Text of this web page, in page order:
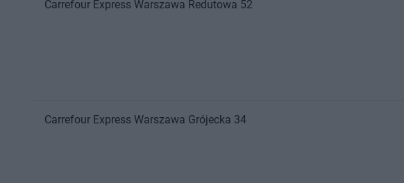
Carrefour Express Warszawa Redutowa 52
Carrefour Express Warszawa Grójecka 34